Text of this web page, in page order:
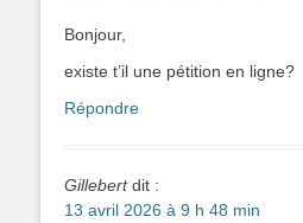
Bonjour,
existe t’il une pétition en ligne?
Répondre
Gillebert dit :
13 avril 2026 à 9 h 48 min